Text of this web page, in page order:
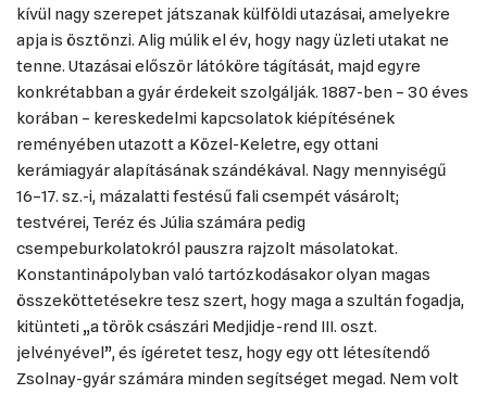
kívül nagy szerepet játszanak külföldi utazásai, amelyekre
apja is ösztönzi. Alig múlik el év, hogy nagy üzleti utakat ne
tenne. Utazásai először látóköre tágítását, majd egyre
konkrétabban a gyár érdekeit szolgálják. 1887-ben – 30 éves
korában – kereskedelmi kapcsolatok kiépítésének
reményében utazott a Közel-Keletre, egy ottani
kerámiagyár alapításának szándékával. Nagy mennyiségű
16–17. sz.-i, mázalatti festésű fali csempét vásárolt;
testvérei, Teréz és Júlia számára pedig
csempeburkolatokról pauszra rajzolt másolatokat.
Konstantinápolyban való tartózkodásakor olyan magas
összeköttetésekre tesz szert, hogy maga a szultán fogadja,
kitünteti „a török császári Medjidje-rend III. oszt.
jelvényével”, és ígéretet tesz, hogy egy ott létesítendő
Zsolnay-gyár számára minden segítséget megad. Nem volt